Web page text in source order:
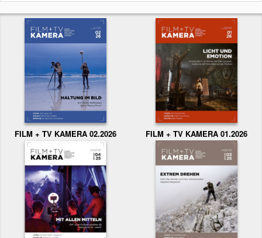
FILM + TV KAMERA 02.2026 FILM + TV KAMERA 01.2026